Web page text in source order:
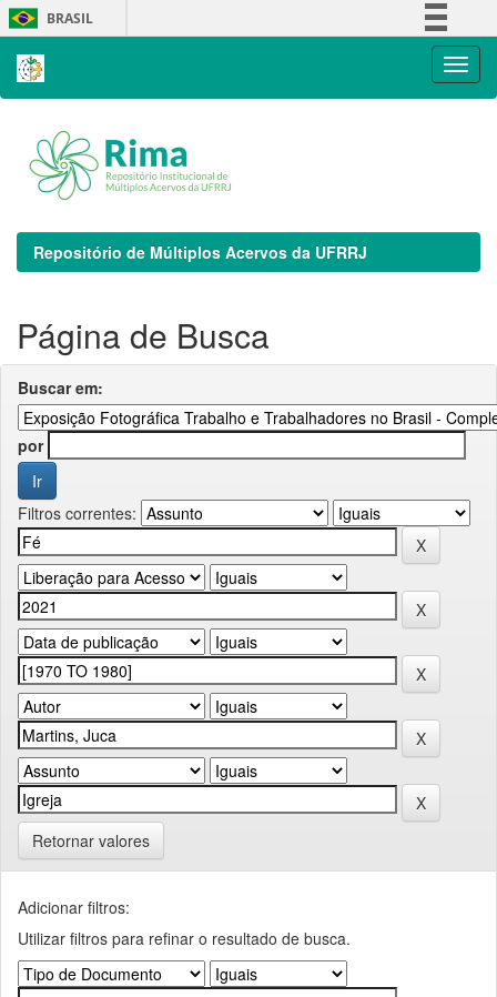
Skip
navigation
BRASIL
Repositório de Múltiplos Acervos da UFRRJ
Página de Busca
Buscar em:
por
Filtros correntes:
Retornar valores
Adicionar filtros:
Utilizar filtros para refinar o resultado de busca.